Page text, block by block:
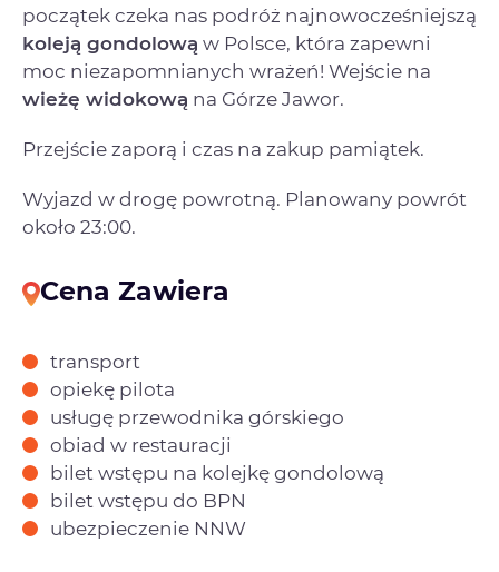
początek czeka nas podróż najnowocześniejszą
koleją gondolową w Polsce, która zapewni
moc niezapomnianych wrażeń! Wejście na
wieżę widokową na Górze Jawor.
Przejście zaporą i czas na zakup pamiątek.
Wyjazd w drogę powrotną. Planowany powrót
około 23:00.
Cena Zawiera
transport
opiekę pilota
usługę przewodnika górskiego
obiad w restauracji
bilet wstępu na kolejkę gondolową
bilet wstępu do BPN
ubezpieczenie NNW